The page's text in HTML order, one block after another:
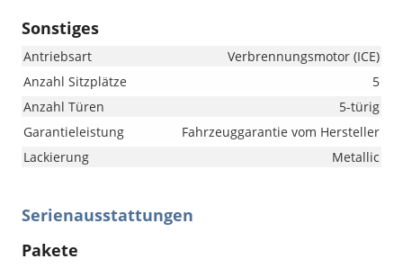
Sonstiges
Antriebsart
Verbrennungsmotor (ICE)
Anzahl Sitzplätze
5
Anzahl Türen
5-türig
Garantieleistung
Fahrzeuggarantie vom Hersteller
Lackierung
Metallic
Serienausstattungen
Pakete